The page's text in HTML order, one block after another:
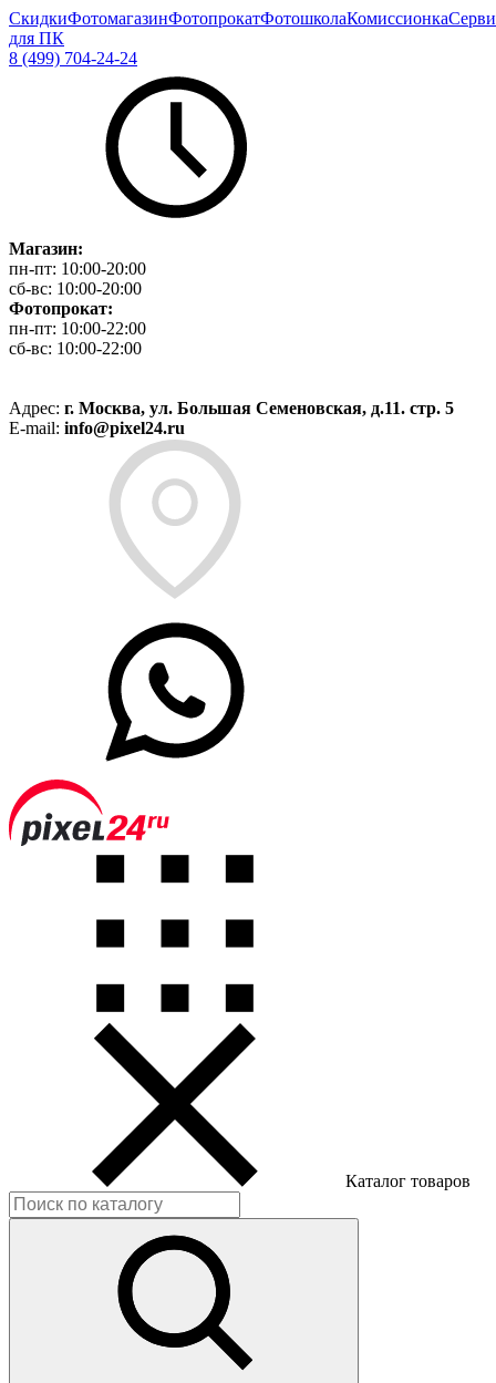
СкидкиФотомагазинФотопрокатФотошколаКомиссионка
для ПК
8 (499) 704-24-24
Магазин:
пн-пт: 10:00-20:00
сб-вс: 10:00-20:00
Фотопрокат:
пн-пт: 10:00-22:00
сб-вс: 10:00-22:00
Адрес: г. Москва, ул. Большая Семеновская, д.11. стр. 5
E-mail: info@pixel24.ru
Каталог товаров